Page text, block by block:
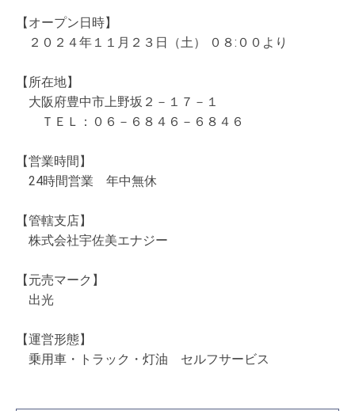
【オープン日時】
２０２４年１１月２３日（土） ０８:００より
【所在地】
大阪府豊中市上野坂２－１７－１
ＴＥＬ：０６－６８４６－６８４６
【営業時間】
24時間営業 年中無休
【管轄支店】
株式会社宇佐美エナジー
【元売マーク】
出光
【運営形態】
乗用車・トラック・灯油 セルフサービス